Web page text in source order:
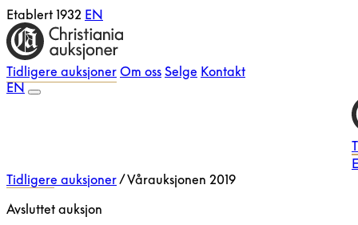
Etablert 1932 EN
Tidligere auksjoner Om oss Selge Kontakt
EN
Tidligere auksjoner/Vårauksjonen 2019
Avsluttet auksjon